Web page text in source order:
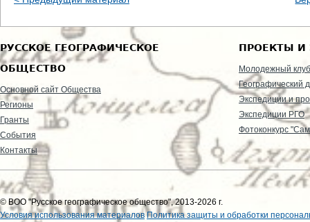
РУССКОЕ ГЕОГРАФИЧЕСКОЕ
ОБЩЕСТВО
Основной сайт Общества
Регионы
Гранты
События
Контакты
ПРОЕКТЫ И
Молодежный клуб
Географический
Экспедиции и
Экспедиции РГО
Фотоконкурс
© ВОО "Русское географическое общество", 2013-2026 г.
Условия использования материалов Политика защиты и обработки